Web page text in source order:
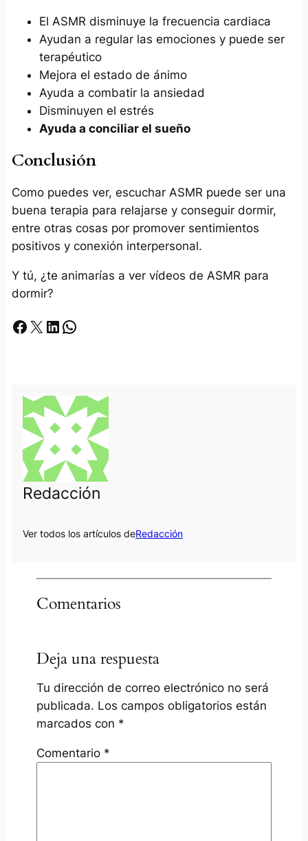
El ASMR disminuye la frecuencia cardiaca
Ayudan a regular las emociones y puede ser
terapéutico
Mejora el estado de ánimo
Ayuda a combatir la ansiedad
Disminuyen el estrés
Ayuda a conciliar el sueño
Conclusión
Como puedes ver, escuchar ASMR puede ser una
buena terapia para relajarse y conseguir dormir,
entre otras cosas por promover sentimientos
positivos y conexión interpersonal.
Y tú, ¿te animarías a ver vídeos de ASMR para
dormir?
Facebook X LinkedIn Whatsapp
Redacción
Ver todos los artículos deRedacción
Comentarios
Deja una respuesta
Tu dirección de correo electrónico no será
publicada. Los campos obligatorios están
marcados con *
Comentario *